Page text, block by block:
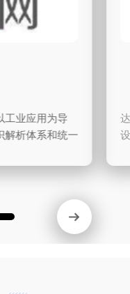
用为导
系和统一
、外协
资源”为
、制造工
达索
设计
2005